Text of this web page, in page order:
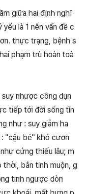
giữa hai định nghĩ
là 1 nên vấn đề c
thực trạng, bệnh s
phạm trù hoàn toà
nhược công dụn
tiếp tới đời sống tìn
như : suy giảm ha
"cậu bé" khó cươn
cứng thiếu lâu; m
bắn tinh muộn, g
tinh ngược dòn